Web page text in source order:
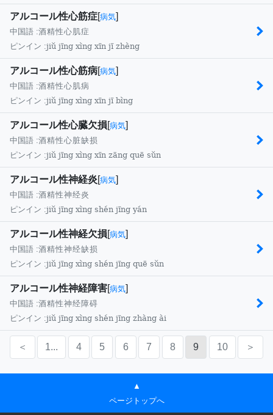
アルコール性心筋症[病気]
中国語 :酒精性心肌症
ピンイン :jiǔ jīng xìng xīn jī zhèng
アルコール性心筋病[病気]
中国語 :酒精性心肌病
ピンイン :jiǔ jīng xìng xīn jī bìng
アルコール性心臓欠損[病気]
中国語 :酒精性心脏缺损
ピンイン :jiǔ jīng xìng xīn zāng quē sǔn
アルコール性神経炎[病気]
中国語 :酒精性神经炎
ピンイン :jiǔ jīng xìng shén jīng yán
アルコール性神経欠損[病気]
中国語 :酒精性神经缺损
ピンイン :jiǔ jīng xìng shén jīng quē sǔn
アルコール性神経障害[病気]
中国語 :酒精性神经障碍
ピンイン :jiǔ jīng xìng shén jīng zhàng ài
＜ 1... 4 5 6 7 8 9 10 ＞
▲
ページトップへ